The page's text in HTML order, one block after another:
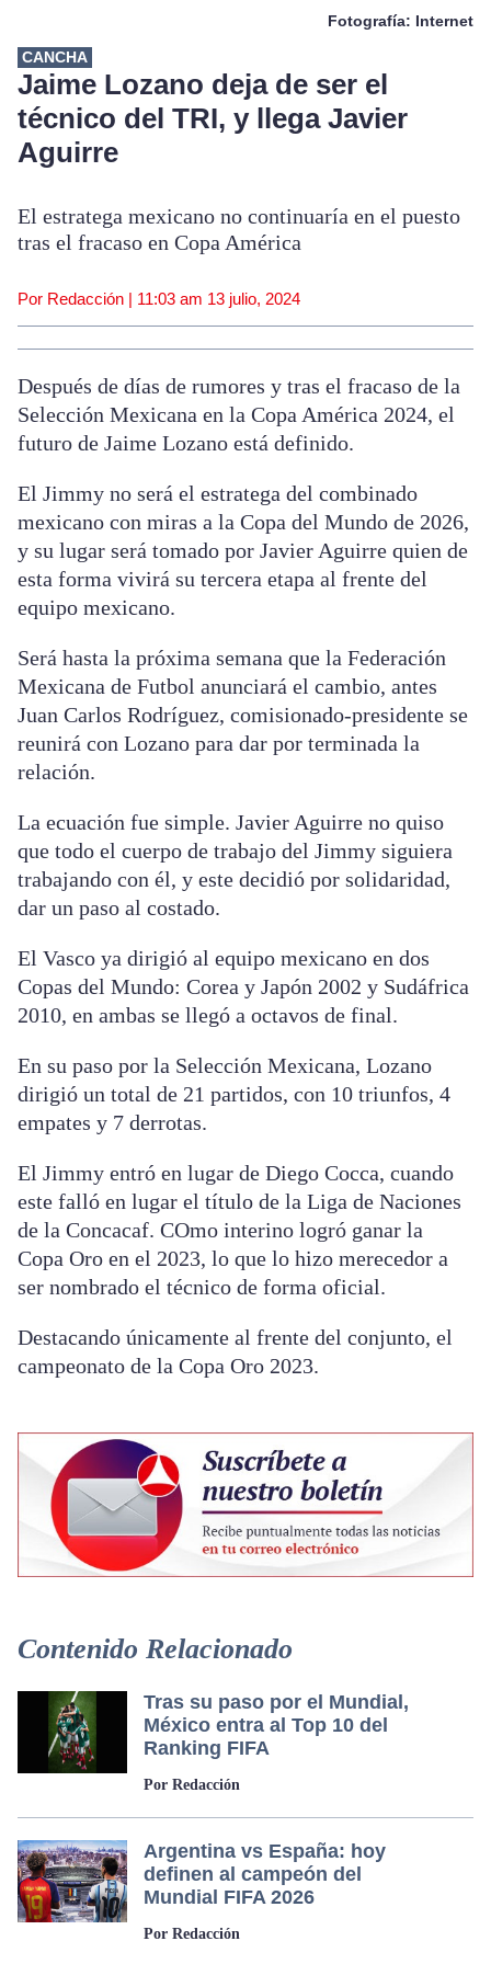
Fotografía: Internet
CANCHA
Jaime Lozano deja de ser el
técnico del TRI, y llega Javier
Aguirre
El estratega mexicano no continuaría en el puesto
tras el fracaso en Copa América
Por Redacción | 11:03 am 13 julio, 2024
Después de días de rumores y tras el fracaso de la
Selección Mexicana en la Copa América 2024, el
futuro de Jaime Lozano está definido.
El Jimmy no será el estratega del combinado
mexicano con miras a la Copa del Mundo de 2026,
y su lugar será tomado por Javier Aguirre quien de
esta forma vivirá su tercera etapa al frente del
equipo mexicano.
Será hasta la próxima semana que la Federación
Mexicana de Futbol anunciará el cambio, antes
Juan Carlos Rodríguez, comisionado-presidente se
reunirá con Lozano para dar por terminada la
relación.
La ecuación fue simple. Javier Aguirre no quiso
que todo el cuerpo de trabajo del Jimmy siguiera
trabajando con él, y este decidió por solidaridad,
dar un paso al costado.
El Vasco ya dirigió al equipo mexicano en dos
Copas del Mundo: Corea y Japón 2002 y Sudáfrica
2010, en ambas se llegó a octavos de final.
En su paso por la Selección Mexicana, Lozano
dirigió un total de 21 partidos, con 10 triunfos, 4
empates y 7 derrotas.
El Jimmy entró en lugar de Diego Cocca, cuando
este falló en lugar el título de la Liga de Naciones
de la Concacaf. COmo interino logró ganar la
Copa Oro en el 2023, lo que lo hizo merecedor a
ser nombrado el técnico de forma oficial.
Destacando únicamente al frente del conjunto, el
campeonato de la Copa Oro 2023.
Contenido Relacionado
Tras su paso por el Mundial,
México entra al Top 10 del
Ranking FIFA
Por Redacción
Argentina vs España: hoy
definen al campeón del
Mundial FIFA 2026
Por Redacción